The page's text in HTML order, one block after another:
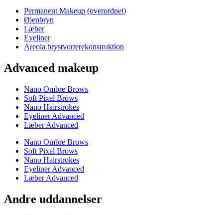
Permanent Makeup (overordnet)
Øjenbryn
Læber
Eyeliner
Areola brystvorterekonstruktion
Advanced makeup
Nano Ombre Brows
Soft Pixel Brows
Nano Hairstrokes
Eyeliner Advanced
Læber Advanced
Nano Ombre Brows
Soft Pixel Brows
Nano Hairstrokes
Eyeliner Advanced
Læber Advanced
Andre uddannelser